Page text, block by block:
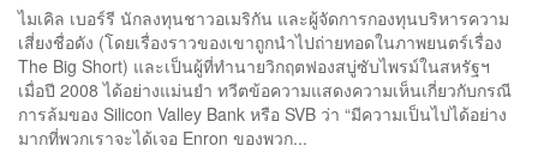
ไมเคิล เบอร์รี นักลงทุนชาวอเมริกัน และผู้จัดการกองทุนบริหารความ
เสี่ยงชื่อดัง (โดยเรื่องราวของเขาถูกนำไปถ่ายทอดในภาพยนตร์เรื่อง
The Big Short) และเป็นผู้ที่ทำนายวิกฤตฟองสบู่ซับไพรม์ในสหรัฐฯ
เมื่อปี 2008 ได้อย่างแม่นยำ ทวีตข้อความแสดงความเห็นเกี่ยวกับกรณี
การล้มของ Silicon Valley Bank หรือ SVB ว่า “มีความเป็นไปได้อย่าง
มากที่พวกเราจะได้เจอ Enron ของพวก...